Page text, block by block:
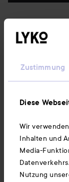
Zustimmung
Diese
Wir
Inhalten und
Media-
Nutzung
Informationen
Ebenfalls